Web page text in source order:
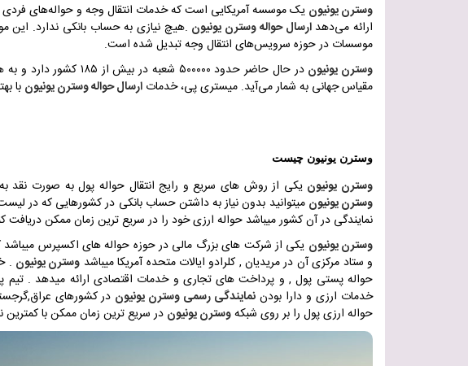
وسترن یونیون یک موسسه آمریکایی است که خدمات انتقال وجه و حواله‌های
ارائه می‌دهد
. ارسال حواله وسترن یونیون هیچ نیازی به حساب بانکی ندارد. این
موسسات در حوزه سرویس‌های انتقال وجه تبدیل شده است.
وسترن یونیون
در حال حاضر حدود ۵۰۰۰۰۰
مقیاس جهانی به شمار می‌آید. میستری پی، خدمات ارسال حواله وسترن یونیون با
وسترن یونیون چیست
وسترن یونیون یکی از روش های سریع و رایج انتقال حواله پول به صورت نقد
وسترن یونیون میتوانید بدون نیاز به داشتن حساب بانکی در کشورهایی که در
نمایندگی در آن کشور میباشد حواله ارزی خود را در سریع ترین زمان ممکن دریافت
وسترن یونیون یکی از شرکت های بزرگ مالی در حوزه حواله های اکسپرس میباشد
و ستاد مرکزی آن در مریدیان , کلرادو ایالات متحده آمریکا میباشد
. وسترن یونیون
حواله پستی پول , و پرداخت های تجاری و خدمات اقتصادی ارائه میدهد . تیم
خدمات ارزی و دارا بودن نمایندگی رسمی وسترن یونیون در کشورهای
حواله ارزی پول را بر روی شبکهوسترن یونیون در سریع ترین زمان ممکن با کمترین